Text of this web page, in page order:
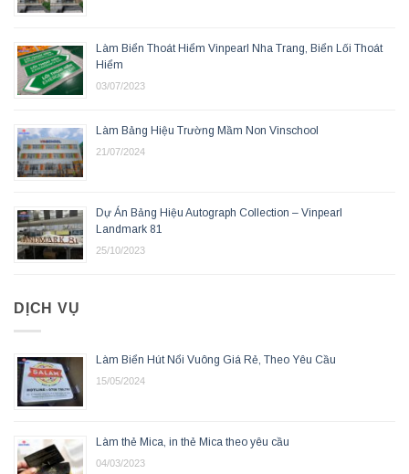
Làm Biển Thoát Hiểm Vinpearl Nha Trang, Biển Lối Thoát
Hiểm
03/07/2023
Làm Bảng Hiệu Trường Mầm Non Vinschool
21/07/2024
Dự Án Bảng Hiệu Autograph Collection – Vinpearl
Landmark 81
25/10/2023
DỊCH VỤ
Làm Biển Hút Nổi Vuông Giá Rẻ, Theo Yêu Cầu
15/05/2024
Làm thẻ Mica, in thẻ Mica theo yêu cầu
04/03/2023